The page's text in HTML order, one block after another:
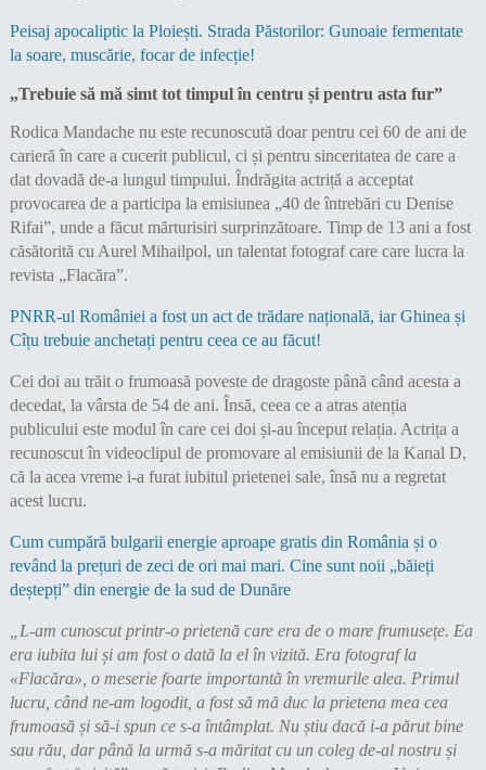
Peisaj apocaliptic la Ploiești. Strada Păstorilor: Gunoaie fermentate
la soare, muscărie, focar de infecție!
„Trebuie să mă simt tot timpul în centru și pentru asta fur”
Rodica Mandache nu este recunoscută doar pentru cei 60 de ani de
carieră în care a cucerit publicul, ci și pentru sinceritatea de care a
dat dovadă de-a lungul timpului. Îndrăgita actriță a acceptat
provocarea de a participa la emisiunea „40 de întrebări cu Denise
Rifai”, unde a făcut mărturisiri surprinzătoare. Timp de 13 ani a fost
căsătorită cu Aurel Mihailpol, un talentat fotograf care care lucra la
revista „Flacăra”.
PNRR-ul României a fost un act de trădare națională, iar Ghinea și
Cîțu trebuie anchetați pentru ceea ce au făcut!
Cei doi au trăit o frumoasă poveste de dragoste până când acesta a
decedat, la vârsta de 54 de ani. Însă, ceea ce a atras atenția
publicului este modul în care cei doi și-au început relația. Actrița a
recunoscut în videoclipul de promovare al emisiunii de la Kanal D,
că la acea vreme i-a furat iubitul prietenei sale, însă nu a regretat
acest lucru.
Cum cumpără bulgarii energie aproape gratis din România și o
revând la prețuri de zeci de ori mai mari. Cine sunt noii „băieți
deștepți” din energie de la sud de Dunăre
„L-am cunoscut printr-o prietenă care era de o mare frumusețe. Ea
era iubita lui și am fost o dată la el în vizită. Era fotograf la
«Flacăra», o meserie foarte importantă în vremurile alea. Primul
lucru, când ne-am logodit, a fost să mă duc la prietena mea cea
frumoasă și să-i spun ce s-a întâmplat. Nu știu dacă i-a părut bine
sau rău, dar până la urmă s-a măritat cu un coleg de-al nostru și